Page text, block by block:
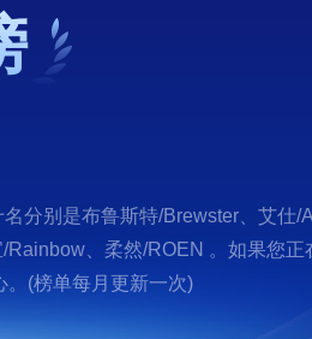
分别是布鲁斯特/Brewster、艾仕/A
、柔然/ROEN 。如果您正
。(榜单每月更新一次)